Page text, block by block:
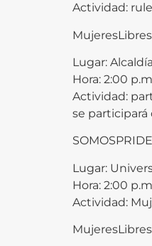
Actividad:
Lugar:
Hora: 2:00
Actividad:
se participará
SOMOSPRIDE
Lugar:
Hora: 2:00
Actividad: